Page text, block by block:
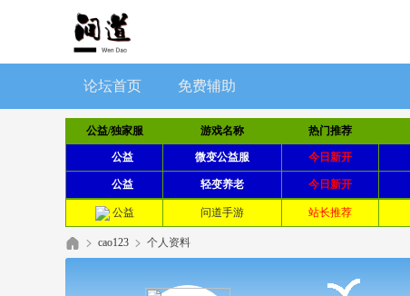
论坛首页 免费辅助
公益/独家服 游戏名称 热门推荐
公益 微变公益服 今日新开
公益 轻变养老 今日新开
公益 问道手游 站长推荐
公益 问道手游 站长推荐
cao123 个人资料